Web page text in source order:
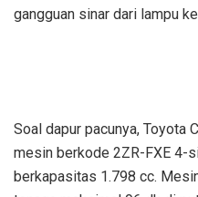
gangguan sinar dari lampu
Soal dapur pacunya, Toyota
mesin berkode 2ZR-FXE 4-
berkapasitas 1.798 cc.